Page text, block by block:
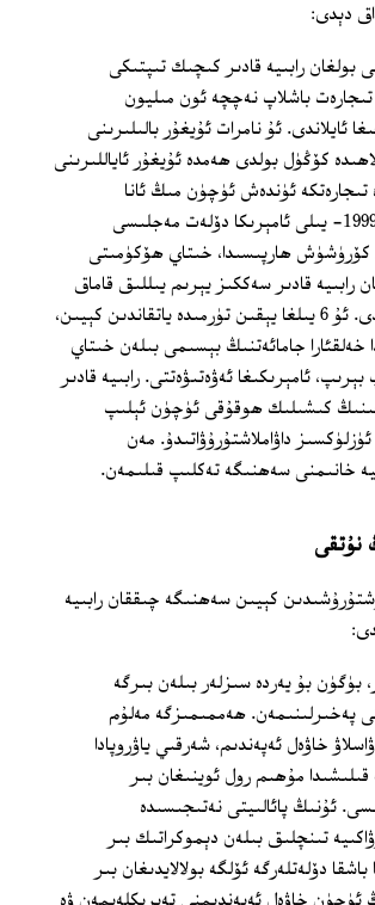
دېدى:
بولغان رابىيە قادىر كىچىك تىپتىكى
باشلاپ نەچچە ئون مىليون
ئايلاندى. ئۇ نامرات ئۇيغۇر بالىلىرىنى
كۆڭۈل بولدى ھەمدە ئۇيغۇر ئاياللىرىنى
ئۈندەش ئۈچۈن مىڭ ئانا
ھەرىكىتىنى باشلىدى. 1999‏- يىلى ئامېرىكا دۆلەت مەجلىسى
كۆرۈشۈش ھارپىسىدا، خىتاي ھۆكۈمىتى
رابىيە قادىر سەككىز يېرىم يىللىق قاماق
جازاسىغا ھۆكۈم قىلىندى. ئۇ 6 يىلغا يېقىن تۈرمىدە ياتقاندىن كېيىن،
خەلقئارا جامائەتنىڭ بېسىمى بىلەن خىتاي
ئامېرىكىغا ئەۋەتىۋەتتى. رابىيە قادىر
كىشىلىك ھوقۇقى ئۈچۈن ئېلىپ
ئۈزلۈكسىز داۋاملاشتۇرۇۋاتىدۇ. مەن
خانىمنى سەھنىگە تەكلىپ قىلىمەن.
نۇتقى
كېيىن سەھنىگە چىققان رابىيە
بۈگۈن بۇ يەردە سىزلەر بىلەن بىرگە
پەخىرلىنىمەن. ھەممىمىزگە مەلۇم
خاۋەل ئەپەندىم، شەرقىي ياۋروپادا
قىلىشىدا مۇھىم رول ئوينىغان بىر
ئۇنىڭ پائالىيتى نەتىجىسىدە
تىنچلىق بىلەن دېموكراتىك بىر
دۆلەتلەرگە ئۆلگە بولالايدىغان بىر